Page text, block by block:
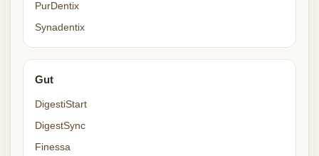
PurDentix
Synadentix
Gut
DigestiStart
DigestSync
Finessa